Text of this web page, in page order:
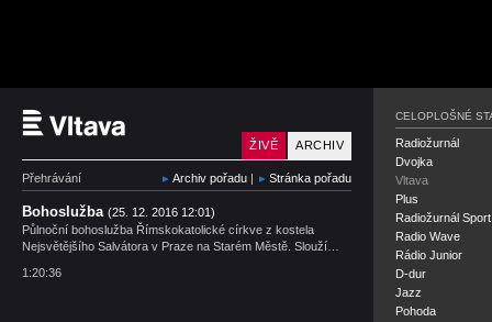
Český rozhlas Vltava
ARCHIV
ŽIVĚ
Přehrávání Archiv pořadu | Stránka pořadu
Bohoslužba (25. 12. 2016 12:01)
Půlnoční bohoslužba Římskokatolické církve z kostela
Nejsvětějšího Salvátora v Praze na Starém Městě. Slouží…
1:20:36
CELOPLOŠNÉ
Radiožurnál
Dvojka
Vltava
Plus
Radiožurnál Sport
Radio Wave
Rádio Junior
D-dur
Jazz
Pohoda